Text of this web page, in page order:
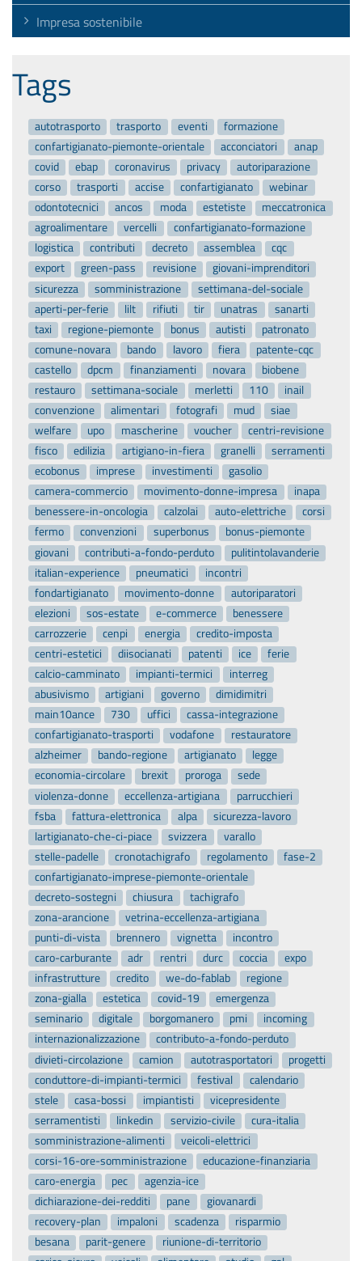
Impresa sostenibile
Tags
autotrasporto trasporto eventi
formazione
confartigianato-piemonte-orientale
acconciatori
anap
covid
ebap coronavirus privacy
autoriparazione
corso
trasporti accise confartigianato
webinar
odontotecnici
ancos moda estetiste
meccatronica
agroalimentare
vercelli
confartigianato-formazione
logistica
contributi decreto assemblea
cqc
export
green-pass revisione
giovani-imprenditori
sicurezza
somministrazione
settimana-del-sociale
aperti-per-ferie
lilt rifiuti tir unatras
sanarti
taxi
regione-piemonte bonus autisti
patronato
comune-novara
bando lavoro fiera
patente-cqc
castello
dpcm finanziamenti novara
biobene
restauro
settimana-sociale merletti 110
inail
convenzione
alimentari fotografi mud
siae
welfare
upo mascherine voucher
centri-revisione
fisco
edilizia artigiano-in-fiera granelli
serramenti
ecobonus
imprese investimenti
gasolio
camera-commercio
movimento-donne-impresa
inapa
benessere-in-oncologia
calzolai auto-elettriche
corsi
fermo
convenzioni superbonus
bonus-piemonte
giovani
contributi-a-fondo-perduto
pulitintolavanderie
italian-experience
pneumatici
incontri
fondartigianato
movimento-donne
autoriparatori
elezioni
sos-estate e-commerce
benessere
carrozzerie
cenpi energia
credito-imposta
centri-estetici
diisocianati patenti ice
ferie
calcio-camminato
impianti-termici
interreg
abusivismo
artigiani governo
dimidimitri
main10ance
730 uffici
cassa-integrazione
confartigianato-trasporti
vodafone
restauratore
alzheimer
bando-regione artigianato
legge
economia-circolare
brexit proroga
sede
violenza-donne
eccellenza-artigiana
parrucchieri
fsba
fattura-elettronica alpa
sicurezza-lavoro
lartigianato-che-ci-piace
svizzera
varallo
stelle-padelle
cronotachigrafo regolamento
fase-2
confartigianato-imprese-piemonte-orientale
decreto-sostegni
chiusura
tachigrafo
zona-arancione
vetrina-eccellenza-artigiana
punti-di-vista
brennero vignetta
incontro
caro-carburante
adr rentri durc coccia
expo
infrastrutture
credito we-do-fablab
regione
zona-gialla
estetica covid-19
emergenza
seminario
digitale borgomanero pmi
incoming
internazionalizzazione
contributo-a-fondo-perduto
divieti-circolazione
camion autotrasportatori
progetti
conduttore-di-impianti-termici
festival
calendario
stele
casa-bossi impiantisti
vicepresidente
serramentisti
linkedin servizio-civile
cura-italia
somministrazione-alimenti
veicoli-elettrici
corsi-16-ore-somministrazione
educazione-finanziaria
caro-energia
pec
agenzia-ice
dichiarazione-dei-redditi
pane
giovanardi
recovery-plan
impaloni scadenza
risparmio
besana
parit-genere
riunione-di-territorio